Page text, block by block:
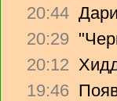
20:44
20:29
20:12
19:46